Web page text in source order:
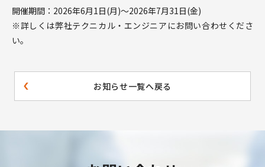
開催期間：2026年6月1日(月)～2026年7月31日(金)
※詳しくは弊社テクニカル・エンジニアにお問い合わせくださ
い。
お知らせ一覧へ戻る